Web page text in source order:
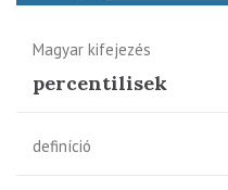
Magyar kifejezés
percentilisek
definíció